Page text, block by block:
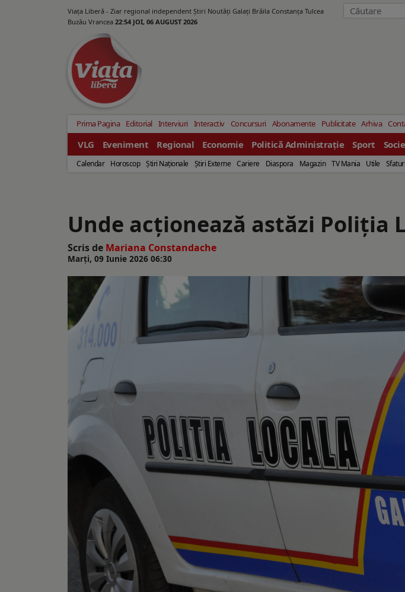
Viața Liberă - Ziar regional independent Știri Noutăți Galaţi Brăila Constanţa Tulcea
Buzău Vrancea 22:54 JOI, 06 AUGUST 2026
Prima Pagina Editorial Interviuri Interactiv Concursuri Abonamente Publicitate Arhiva
VLG Eveniment Regional Economie Politică Administrație Sport
Calendar Horoscop Ştiri Naţionale Ştiri Externe Cariere Diaspora Magazin TV Mania Utile Sfaturi
Unde acționează astăzi Poliția
Scris de Mariana Constandache
Marți, 09 Iunie 2026 06:30